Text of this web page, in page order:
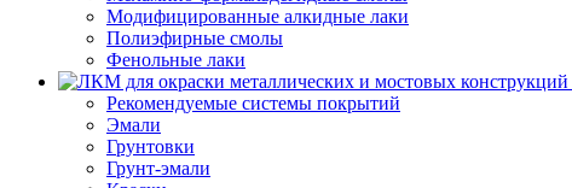
Модифицированные алкидные лаки
Полиэфирные смолы
Фенольные лаки
Рекомендуемые системы покрытий
Эмали
Грунтовки
Грунт-эмали